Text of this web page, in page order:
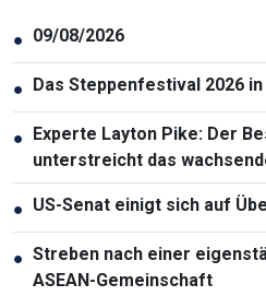
● 09/08/2026
● Das Steppenfestival 2026
● Experte Layton Pike: Der
unterstreicht das
Vietnam und Australien
● US-Senat einigt sich auf
● Streben nach einer
ASEAN-Gemeinschaft